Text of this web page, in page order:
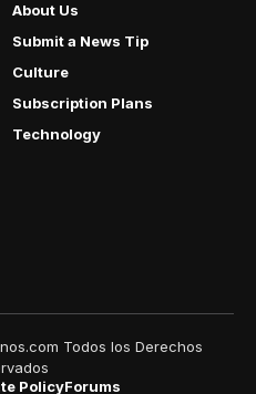
About Us
Submit a News Tip
Culture
Subscription Plans
Technology
Todos los Derechos
PolicyForums